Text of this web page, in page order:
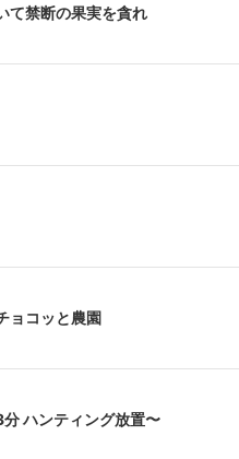
て禁断の果実を貪れ
ョコッと農園
ハンティング放置〜